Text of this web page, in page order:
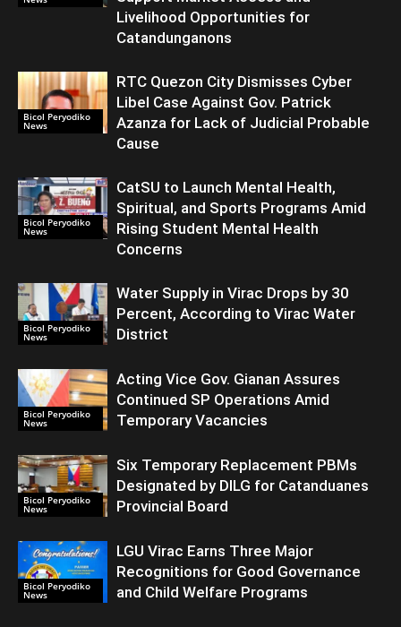
Livelihood Opportunities for
Catandunganons
Bicol Peryodiko
News
RTC Quezon City Dismisses Cyber
Libel Case Against Gov. Patrick
Azanza for Lack of Judicial Probable
Cause
Bicol Peryodiko
News
CatSU to Launch Mental Health,
Spiritual, and Sports Programs Amid
Rising Student Mental Health
Concerns
Bicol Peryodiko
News
Water Supply in Virac Drops by 30
Percent, According to Virac Water
District
Bicol Peryodiko
News
Acting Vice Gov. Gianan Assures
Continued SP Operations Amid
Temporary Vacancies
Bicol Peryodiko
News
Six Temporary Replacement PBMs
Designated by DILG for Catanduanes
Provincial Board
Bicol Peryodiko
News
LGU Virac Earns Three Major
Recognitions for Good Governance
and Child Welfare Programs